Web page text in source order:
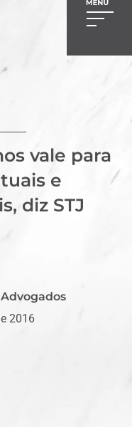
vale para
e
diz STJ
2016